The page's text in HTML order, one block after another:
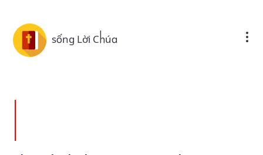
sống Lời Chúa